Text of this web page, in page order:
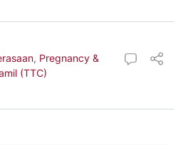
, Pregnancy &
(TTC)